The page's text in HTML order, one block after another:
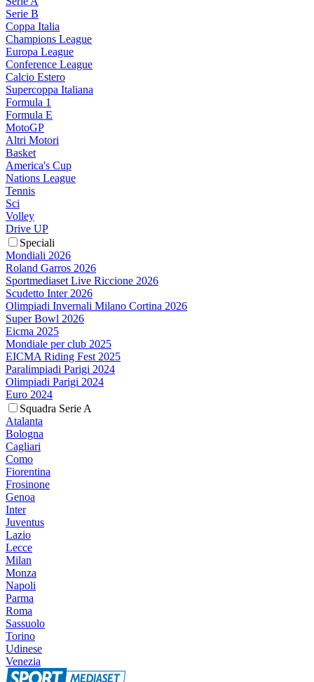
Serie B
Coppa Italia
Champions League
Europa League
Conference League
Calcio Estero
Supercoppa Italiana
Formula 1
Formula E
MotoGP
Altri Motori
Basket
America's Cup
Nations League
Tennis
Sci
Volley
Drive UP
Speciali
Mondiali 2026
Roland Garros 2026
Sportmediaset Live Riccione 2026
Scudetto Inter 2026
Olimpiadi Invernali Milano Cortina 2026
Super Bowl 2026
Eicma 2025
Mondiale per club 2025
EICMA Riding Fest 2025
Paralimpiadi Parigi 2024
Olimpiadi Parigi 2024
Euro 2024
Squadra Serie A
Atalanta
Bologna
Cagliari
Como
Fiorentina
Frosinone
Genoa
Inter
Juventus
Lazio
Lecce
Milan
Monza
Napoli
Parma
Roma
Sassuolo
Torino
Udinese
Venezia